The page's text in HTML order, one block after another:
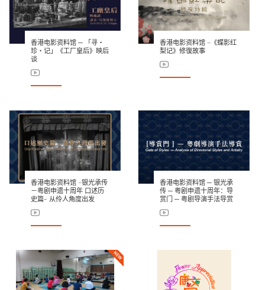
香港电影资料馆 ─ 「寻‧
珍‧记」《工厂皇后》映后
谈
香港电影资料馆 –《蝶影红
梨记》修復故事
香港电影资料馆 –银光承传
－粤剧申遗十周年 口述历
史篇- 从伶人角度出发
香港电影资料馆 ─ 银光承
传 ─ 粤剧申遗十周年：导
赏门 ─ 粤剧导演手法导赏